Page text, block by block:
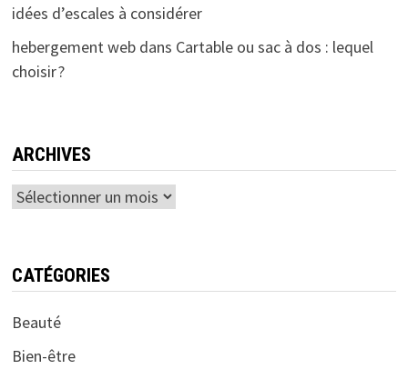
idées d’escales à considérer
hebergement webdans Cartable ou sac à dos : lequel
choisir ?
ARCHIVES
Archives
CATÉGORIES
Beauté
Bien-être